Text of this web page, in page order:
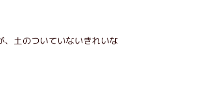
土のついていないきれいな